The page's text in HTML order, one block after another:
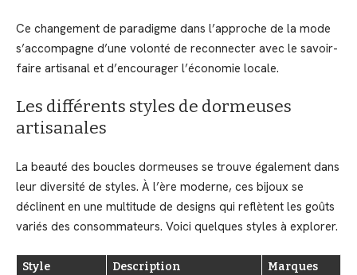
Ce changement de paradigme dans l’approche de la mode
s’accompagne d’une volonté de reconnecter avec le savoir-
faire artisanal et d’encourager l’économie locale.
Les différents styles de dormeuses
artisanales
La beauté des boucles dormeuses se trouve également dans
leur diversité de styles. À l’ère moderne, ces bijoux se
déclinent en une multitude de designs qui reflètent les goûts
variés des consommateurs. Voici quelques styles à explorer.
Style Description Marques